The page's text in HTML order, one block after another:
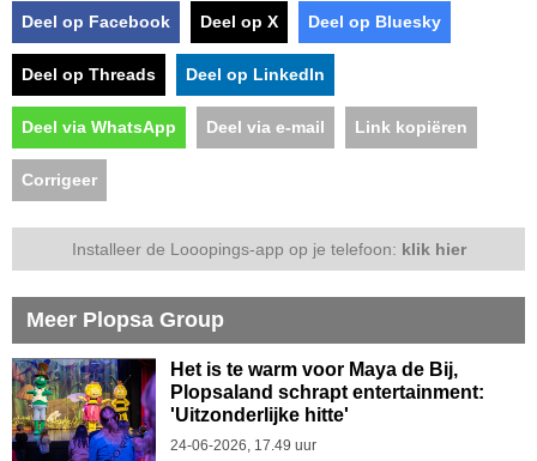
Deel op Facebook Deel op X Deel op Bluesky
Deel op Threads Deel op LinkedIn
Deel via WhatsApp Deel via e-mail Link kopiëren
Corrigeer
Installeer de Looopings-app op je telefoon: klik hier
Meer Plopsa Group
Het is te warm voor Maya de Bij,
Plopsaland schrapt entertainment:
'Uitzonderlijke hitte'
24-06-2026, 17.49 uur